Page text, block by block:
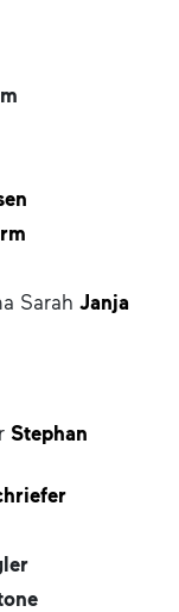
Sarah Janja
Stephan